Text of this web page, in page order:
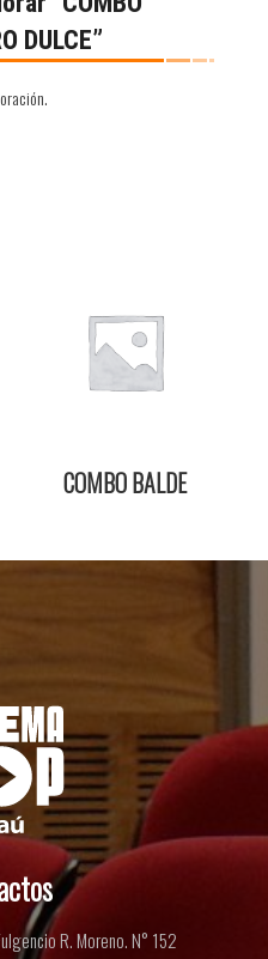
DULCE”
COMBO BALDE
R. Moreno. N° 152